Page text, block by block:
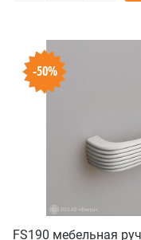
-50%
FS190 мебельная